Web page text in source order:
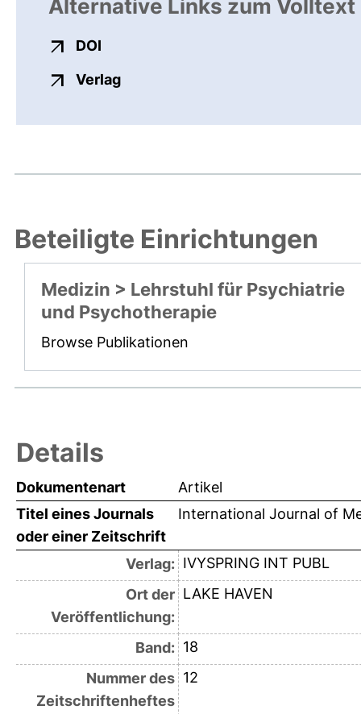
Alternative Links zum Volltext
DOI
Verlagexterner Link, öffnet neues
Beteiligte Einrichtungen
Medizin > Lehrstuhl für Psychiatrie
und Psychotherapie
Browse Publikationen
Details
Dokumentenart
Artikel
Titel eines Journals
oder einer Zeitschrift
International Journal of
Verlag: IVYSPRING INT PUBL
Ort der
Veröffentlichung:
LAKE HAVEN
Band: 18
Nummer des
Zeitschriftenheftes
12